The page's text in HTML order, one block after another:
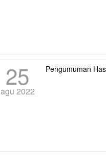
25
agu 2022
Pengumuman